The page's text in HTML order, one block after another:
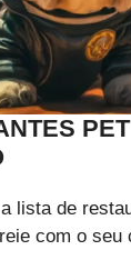
lista de
com o seu